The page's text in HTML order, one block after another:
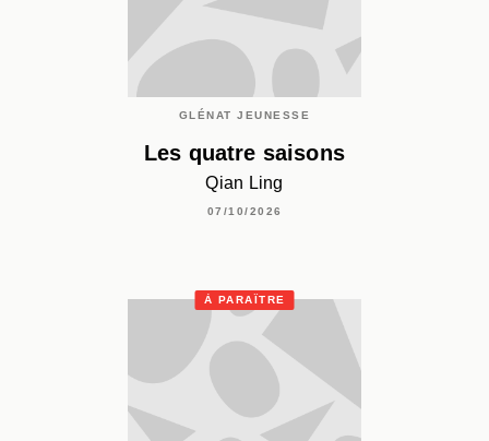
GLÉNAT JEUNESSE
Les quatre saisons
Qian Ling
07/10/2026
À PARAÎTRE